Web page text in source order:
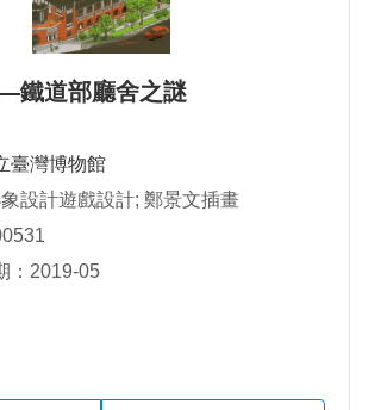
鐵道部廳舍之謎
臺灣博物館
設計遊戲設計; 鄭景文插畫
：2019-05